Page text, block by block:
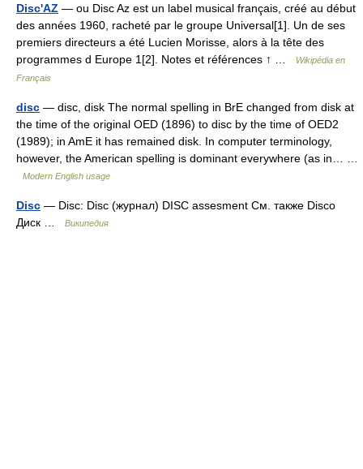
Disc'AZ — ou Disc Az est un label musical français, créé au début
des années 1960, racheté par le groupe Universal[1]. Un de ses
premiers directeurs a été Lucien Morisse, alors à la tête des
programmes d Europe 1[2]. Notes et références ↑ …
Wikipédia en
Français
disc — disc, disk The normal spelling in BrE changed from disk at
the time of the original OED (1896) to disc by the time of OED2
(1989); in AmE it has remained disk. In computer terminology,
however, the American spelling is dominant everywhere (as in… …
Modern English usage
Disc — Disc: Disc (журнал) DISC assesment См. также Disco
Диск …
Википедия